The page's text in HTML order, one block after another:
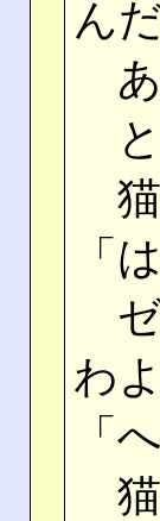
ん
あ
と
猫
「
ゼ
わ
「
猫